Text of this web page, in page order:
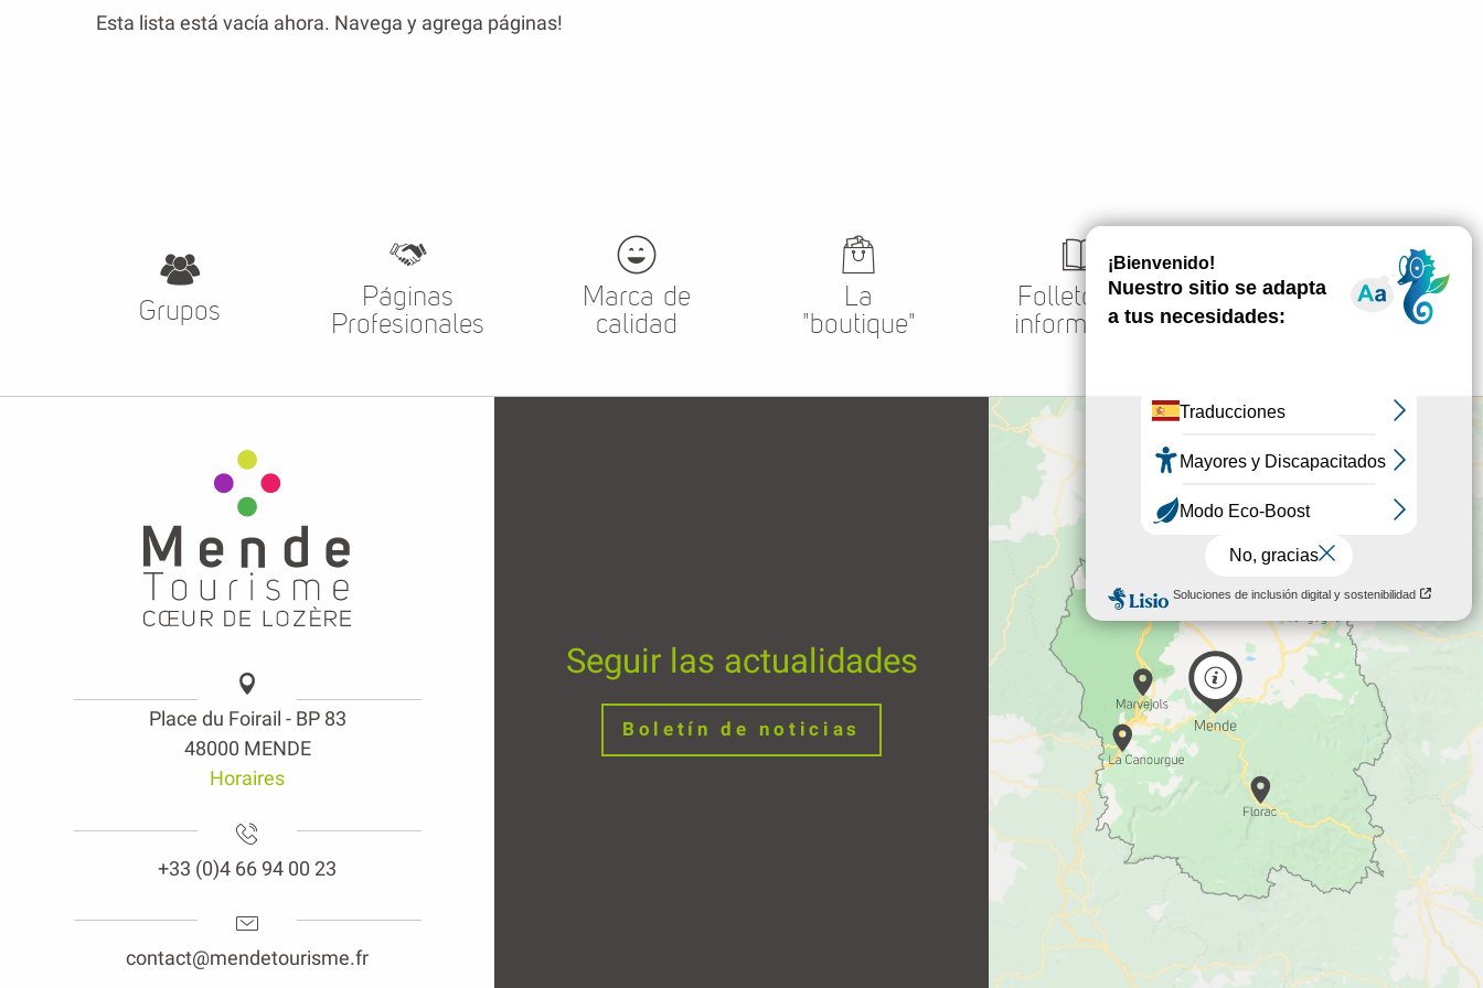
Esta lista está vacía ahora. Navega y agrega páginas!
Grupos
Páginas
Profesionales
Marca de
calidad
La
"boutique"
Folletos de
información
Alquiler de
salas
Place du Foirail - BP 83
48000 MENDE
Horaires
+33 (0)4 66 94 00 23
contact@mendetourisme.fr
Seguir las actualidades
Boletín de noticias
¿Cómo llegar?